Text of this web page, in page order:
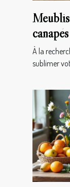
haut de
À la
sublimer